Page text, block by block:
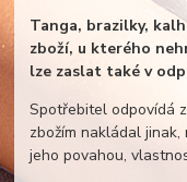
Tanga, brazilky,
zboží, u kterého
lze zaslat také v
Spotřebitel odpovídá
zbožím nakládal
jeho povahou,